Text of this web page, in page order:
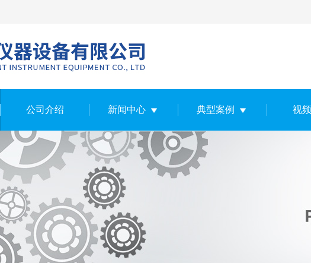
公司介绍 新闻中心 典型案例 视